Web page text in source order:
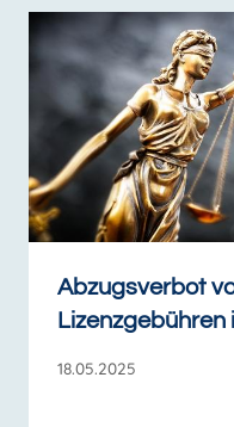
Abzugsverbot
Lizenzgebühren
18.05.2025